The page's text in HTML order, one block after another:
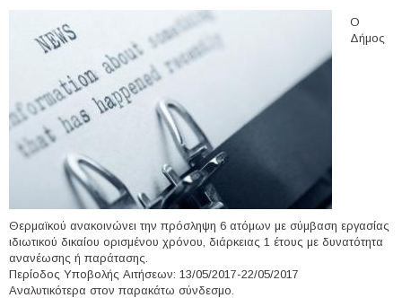
Ο
Δήμος
Θερμαϊκού ανακοινώνει την πρόσληψη 6 ατόμων με σύμβαση εργασίας
ιδιωτικού δικαίου ορισμένου χρόνου, διάρκειας 1 έτους με δυνατότητα
ανανέωσης ή παράτασης.
Περίοδος Υποβολής Αιτήσεων: 13/05/2017-22/05/2017
Αναλυτικότερα στον παρακάτω σύνδεσμο.